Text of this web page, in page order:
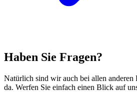
Haben Sie Fragen?
Natürlich sind wir auch bei allen anderen
da. Werfen Sie einfach einen Blick auf